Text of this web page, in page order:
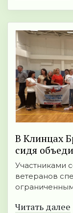
В Клинцах
сидя
Участниками
ветеранов
Читать далее